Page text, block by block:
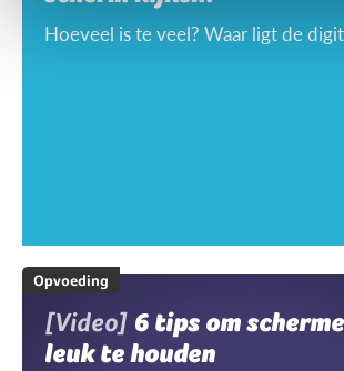
Hoeveel is te veel? Waar ligt de
Opvoeding
[Video] 6 tips om
leuk te houden